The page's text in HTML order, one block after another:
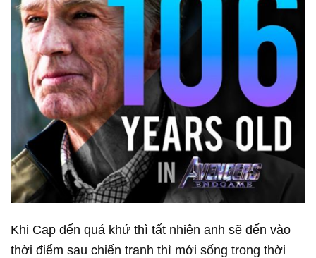
Khi Cap đến quá khứ thì tất nhiên anh sẽ đến vào
thời điểm sau chiến tranh thì mới sống trong thời